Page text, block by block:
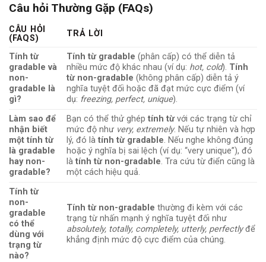
Câu hỏi Thường Gặp (FAQs)
CÂU HỎI
(FAQS)
TRẢ LỜI
Tính từ
gradable và
non-
gradable là
gì?
Tính từ gradable (phân cấp) có thể diễn tả
nhiều mức độ khác nhau (ví dụ: hot, cold). Tính
từ non-gradable (không phân cấp) diễn tả ý
nghĩa tuyệt đối hoặc đã đạt mức cực điểm (ví
dụ: freezing, perfect, unique).
Làm sao để
nhận biết
một tính từ
là gradable
hay non-
gradable?
Bạn có thể thử ghéptính từvới các trạng từ chỉ
mức độ như very, extremely. Nếu tự nhiên và hợp
lý, đó làtính từ gradable. Nếu nghe không đúng
hoặc ý nghĩa bị sai lệch (ví dụ: “very unique”), đó
làtính từ non-gradable. Tra cứu từ điển cũng là
một cách hiệu quả.
Tính từ
non-
gradable
có thể
dùng với
trạng từ
nào?
Tính từ non-gradable thường đi kèm với các
trạng từ nhấn mạnh ý nghĩa tuyệt đối như
absolutely, totally, completely, utterly, perfectlyđể
khẳng định mức độ cực điểm của chúng.